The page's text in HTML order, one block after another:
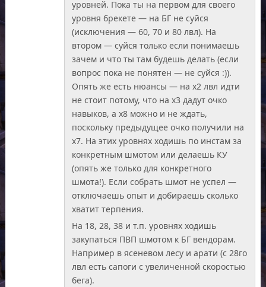
уровней. Пока ты на первом для своего
уровня брекете — на БГ не суйся
(исключения — 60, 70 и 80 лвл). На
втором — суйся только если понимаешь
зачем и что ты там будешь делать (если
вопрос пока не понятен — не суйся :)).
Опять же есть нюансы — на x2 лвл идти
не стоит потому, что на x3 дадут очко
навыков, а x8 можно и не ждать,
поскольку предыдущее очко получили на
x7. На этих уровнях ходишь по инстам за
конкретным шмотом или делаешь КУ
(опять же только для конкретного
шмота!). Если собрать шмот не успел —
отключаешь опыт и добираешь сколько
хватит терпения.
На 18, 28, 38 и т.п. уровнях ходишь
закупаться ПВП шмотом к БГ вендорам.
Например в ясеневом лесу и арати (с 28го
лвл есть сапоги с увеличенной скоростью
бега).